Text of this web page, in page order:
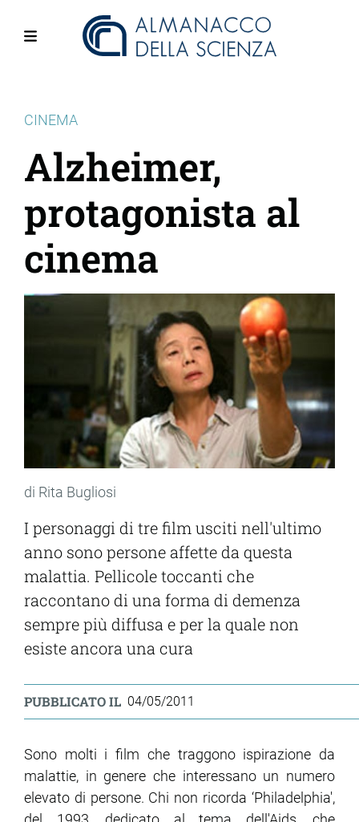
CINEMA
Alzheimer,
protagonista al
cinema
di Rita Bugliosi
I personaggi di tre film usciti nell'ultimo
anno sono persone affette da questa
malattia. Pellicole toccanti che
raccontano di una forma di demenza
sempre più diffusa e per la quale non
esiste ancora una cura
PUBBLICATO IL 04/05/2011
Sono molti i film che traggono ispirazione da
malattie, in genere che interessano un numero
elevato di persone. Chi non ricorda ‘Philadelphia',